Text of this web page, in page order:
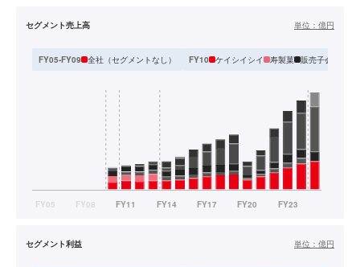
セグメント売上高 単位： 億円
FY05-FY09 全社（セグメントなし） FY10 ケイシイシイ 寿製菓 販売子会社（
セグメント利益 単位： 億円